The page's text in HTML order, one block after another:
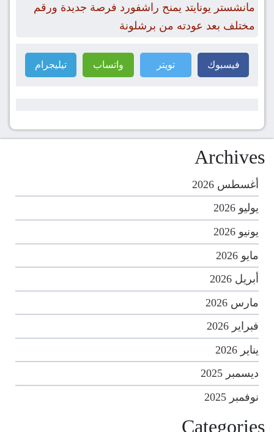
مانشستر يونايتد يمنح راشفورد فرصة جديدة ورقم
مختلف بعد عودته من برشلونة
فيسبوك تويتر واتساب تيليجرام
Archives
أغسطس 2026
يوليو 2026
يونيو 2026
مايو 2026
أبريل 2026
مارس 2026
فبراير 2026
يناير 2026
ديسمبر 2025
نوفمبر 2025
Categories